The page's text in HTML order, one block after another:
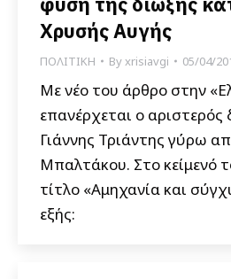
Χρυσής Αυγής
ΠΟΛΙΤΙΚΗ Byxrisiavgi 05/04/
Με νέο του άρθρο στην
επανέρχεται ο
Γιάννης Τριάντης γύρω
Μπαλτάκου. Στο κείμενό
τίτλο «Αμηχανία και
εξής: